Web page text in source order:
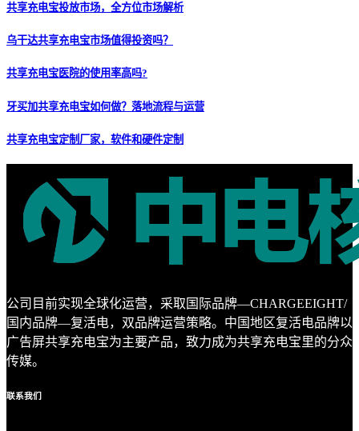
共享充电宝投放市场，全方位市场解析
乌干达共享充电宝市场值得投资吗？
共享充电宝医院的使用率高吗?
牙买加共享充电宝如何做？落地流程与运营
共享充电宝定制厂家，软件和硬件定制
公司目前实现全球化运营，采取国际品牌—CHARGEEIGHT/
国内品牌—复活电，双品牌运营策略。中国地区复活电品牌以
广告屏共享充电宝为主要产品，致力成为共享充电宝里的分众
传媒。
联系我们